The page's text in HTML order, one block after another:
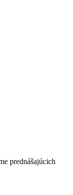
prednášajúcich